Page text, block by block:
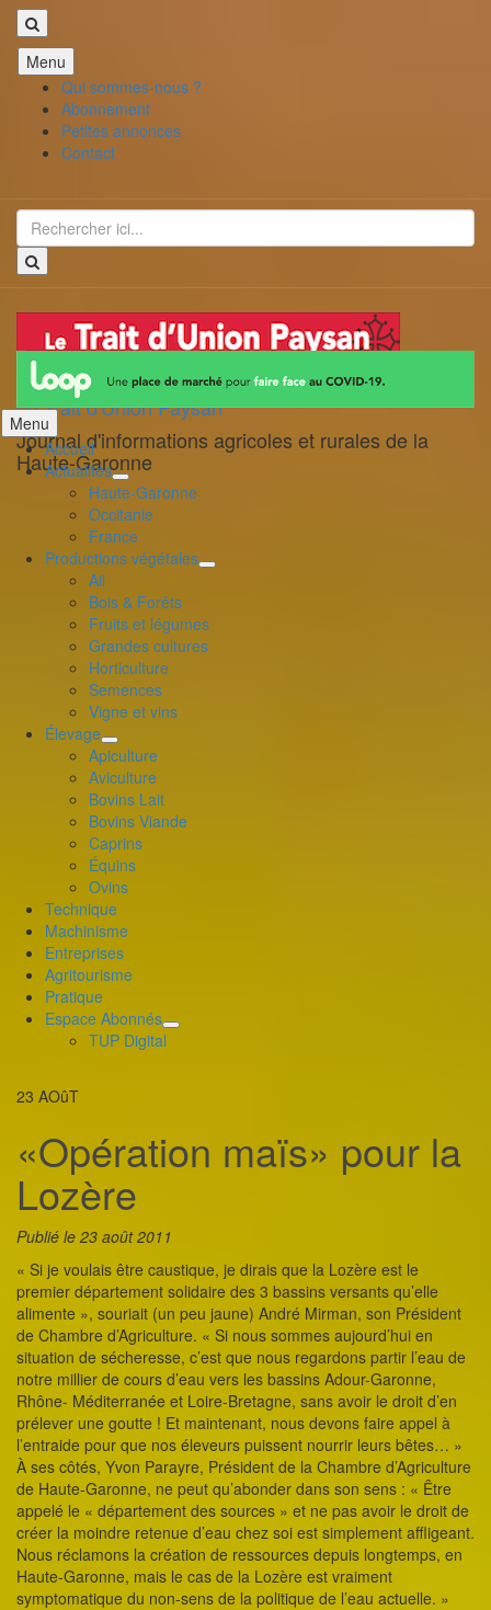
Menu
au
contenu
Qui sommes-nous ?
Abonnement
Petites annonces
Contact
Recherche
pour
Le Trait d'Union Paysan
Journal d'informations agricoles et rurales de la
Haute-Garonne
Menu Aller
au
contenu
Accueil
Actualités
déplier
le
menu
enfant
Haute-Garonne
Occitanie
France
Productions végétales
déplier
menu
enfant
Ail
Bois & Forêts
Fruits et légumes
Grandes cultures
Horticulture
Semences
Vigne et vins
Élevage
déplier
le
menu
enfant
Apiculture
Aviculture
Bovins Lait
Bovins Viande
Caprins
Équins
Ovins
Technique
Machinisme
Entreprises
Agritourisme
Pratique
Espace Abonnés
déplier
TUP Digital
23 AOûT
«Opération maïs» pour la
Lozère
Publié le 23 août 2011
« Si je voulais être caustique, je dirais que la Lozère est le
premier département solidaire des 3 bassins versants qu’elle
alimente », souriait (un peu jaune) André Mirman, son Président
de Chambre d’Agriculture. « Si nous sommes aujourd’hui en
situation de sécheresse, c’est que nous regardons partir l’eau de
notre millier de cours d’eau vers les bassins Adour-Garonne,
Rhône- Méditerranée et Loire-Bretagne, sans avoir le droit d’en
prélever une goutte ! Et maintenant, nous devons faire appel à
l’entraide pour que nos éleveurs puissent nourrir leurs bêtes… »
À ses côtés, Yvon Parayre, Président de la Chambre d’Agriculture
de Haute-Garonne, ne peut qu’abonder dans son sens : « Être
appelé le « département des sources » et ne pas avoir le droit de
créer la moindre retenue d’eau chez soi est simplement affligeant.
Nous réclamons la création de ressources depuis longtemps, en
Haute-Garonne, mais le cas de la Lozère est vraiment
symptomatique du non-sens de la politique de l’eau actuelle. »